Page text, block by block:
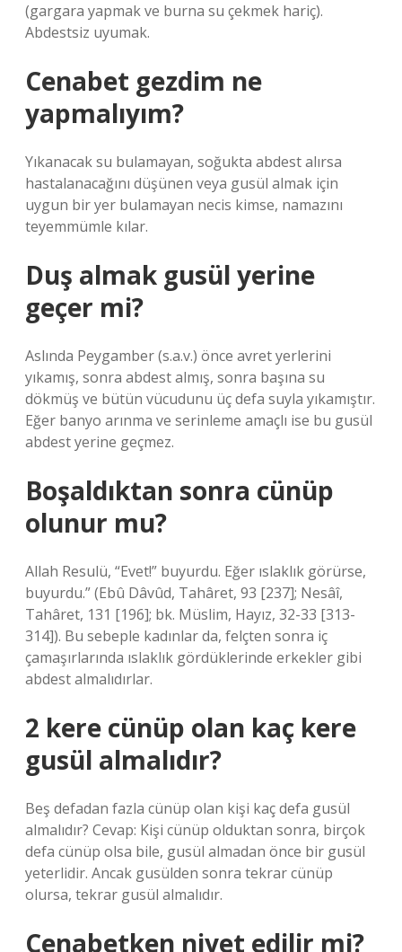
(gargara yapmak ve burna su çekmek hariç).
Abdestsiz uyumak.
Cenabet gezdim ne
yapmalıyım?
Yıkanacak su bulamayan, soğukta abdest alırsa
hastalanacağını düşünen veya gusül almak için
uygun bir yer bulamayan necis kimse, namazını
teyemmümle kılar.
Duş almak gusül yerine
geçer mi?
Aslında Peygamber (s.a.v.) önce avret yerlerini
yıkamış, sonra abdest almış, sonra başına su
dökmüş ve bütün vücudunu üç defa suyla yıkamıştır.
Eğer banyo arınma ve serinleme amaçlı ise bu gusül
abdest yerine geçmez.
Boşaldıktan sonra cünüp
olunur mu?
Allah Resulü, “Evet!” buyurdu. Eğer ıslaklık görürse,
buyurdu.” (Ebû Dâvûd, Tahâret, 93 [237]; Nesâî,
Tahâret, 131 [196]; bk. Müslim, Hayız, 32-33 [313-
314]). Bu sebeple kadınlar da, felçten sonra iç
çamaşırlarında ıslaklık gördüklerinde erkekler gibi
abdest almalıdırlar.
2 kere cünüp olan kaç kere
gusül almalıdır?
Beş defadan fazla cünüp olan kişi kaç defa gusül
almalıdır? Cevap: Kişi cünüp olduktan sonra, birçok
defa cünüp olsa bile, gusül almadan önce bir gusül
yeterlidir. Ancak gusülden sonra tekrar cünüp
olursa, tekrar gusül almalıdır.
Cenabetken niyet edilir mi?